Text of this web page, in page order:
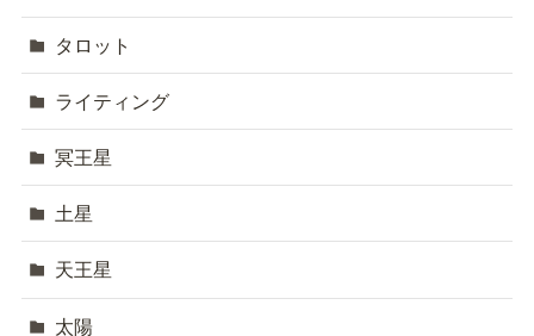
タロット
ライティング
冥王星
土星
天王星
太陽